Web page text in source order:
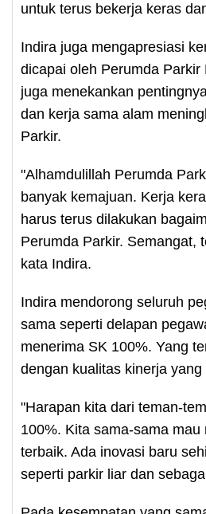
untuk terus bekerja keras
Indira juga mengapresiasi
dicapai oleh Perumda Parkir
juga menekankan
dan kerja sama alam
Parkir.
"Alhamdulillah Perumda
banyak kemajuan. Kerja
harus terus dilakukan
Perumda Parkir. Semangat,
kata Indira.
Indira mendorong seluruh
sama seperti delapan
menerima SK 100%. Yang
dengan kualitas kinerja yang
"Harapan kita dari teman-
100%. Kita sama-sama mau
terbaik. Ada inovasi baru
seperti parkir liar dan